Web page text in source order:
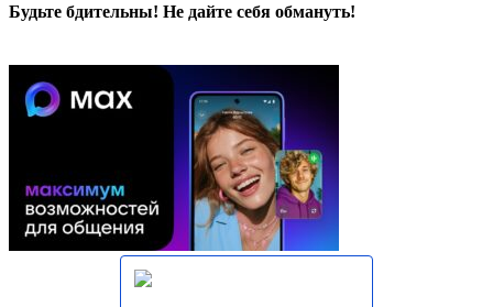
Будьте бдительны! Не дайте себя обмануть!